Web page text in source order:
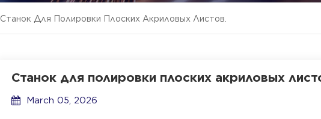
Станок Для Полировки Плоских Акриловых Листов.
Станок для полировки плоских акриловых
March 05, 2026